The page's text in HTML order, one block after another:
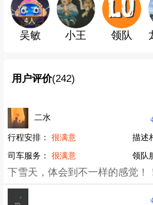
1、自然环境灾害：雷电、暴雨、
2、动植物伤害：蛇咬、蜂蛰、
活动参与者应当充分认识到活
风险而导致的人身及精神伤害和
免责申明及风险告知
1、活动组织方拥有活动期间产
不限于图片、视频等）